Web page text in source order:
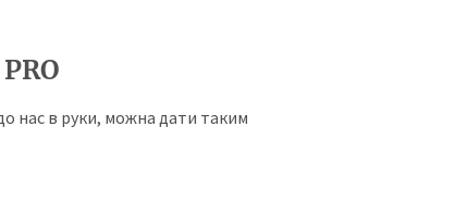
нас в руки, можна дати таким